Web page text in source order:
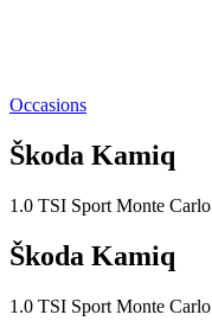
Occasions
Škoda Kamiq
1.0 TSI Sport Monte Carlo
Škoda Kamiq
1.0 TSI Sport Monte Carlo